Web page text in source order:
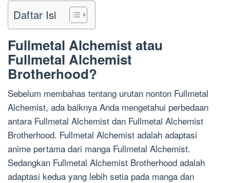
Daftar Isi
Fullmetal Alchemist atau
Fullmetal Alchemist
Brotherhood?
Sebelum membahas tentang urutan nonton Fullmetal
Alchemist, ada baiknya Anda mengetahui perbedaan
antara Fullmetal Alchemist dan Fullmetal Alchemist
Brotherhood. Fullmetal Alchemist adalah adaptasi
anime pertama dari manga Fullmetal Alchemist.
Sedangkan Fullmetal Alchemist Brotherhood adalah
adaptasi kedua yang lebih setia pada manga dan